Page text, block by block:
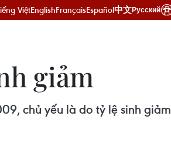
ViệtEnglishFrançaisEspañol中文Русский
giảm
chủ yếu là do tỷ lệ sinh giảm